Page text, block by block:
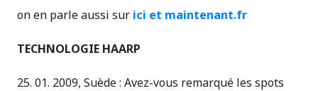
on en parle aussi sur ici et maintenant.fr
TECHNOLOGIE HAARP
25. 01. 2009, Suède : Avez-vous remarqué les spots